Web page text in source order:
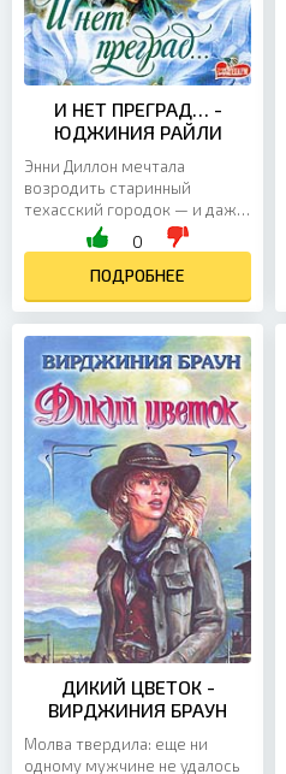
И НЕТ ПРЕГРАД… -
ЮДЖИНИЯ РАЙЛИ
Энни Диллон мечтала
возродить старинный
техасский городок — и даже
не подозревала, что именно в
этом Богом забытом месте
станет явью ее тайная
мечта...
0
ПОДРОБНЕЕ
ДИКИЙ ЦВЕТОК -
ВИРДЖИНИЯ БРАУН
Молва твердила: еще ни
одному мужчине не удалось